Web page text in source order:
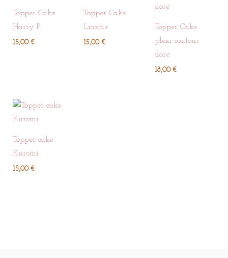
Topper Cake
Harry P.
15,00 €
Topper Cake
Licorne
15,00€
Topper Cake
plexi contour
doré
18,00 €
Topper cake
Kuromi
15,00 €